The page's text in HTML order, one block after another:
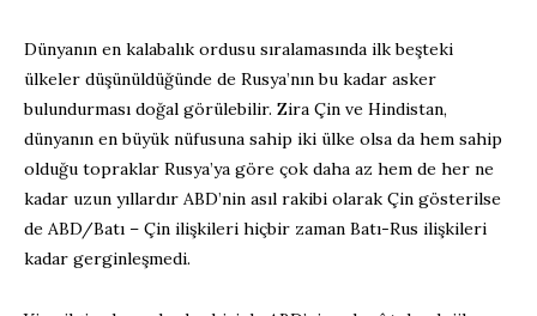
Dünyanın en kalabalık ordusu sıralamasında ilk beşteki
ülkeler düşünüldüğünde de Rusya’nın bu kadar asker
bulundurması doğal görülebilir. Zira Çin ve Hindistan,
dünyanın en büyük nüfusuna sahip iki ülke olsa da hem sahip
olduğu topraklar Rusya’ya göre çok daha az hem de her ne
kadar uzun yıllardır ABD’nin asıl rakibi olarak Çin gösterilse
de ABD/Batı – Çin ilişkileri hiçbir zaman Batı-Rus ilişkileri
kadar gerginleşmedi.